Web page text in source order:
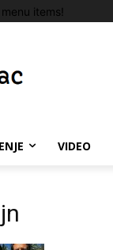
items!
VIDEO